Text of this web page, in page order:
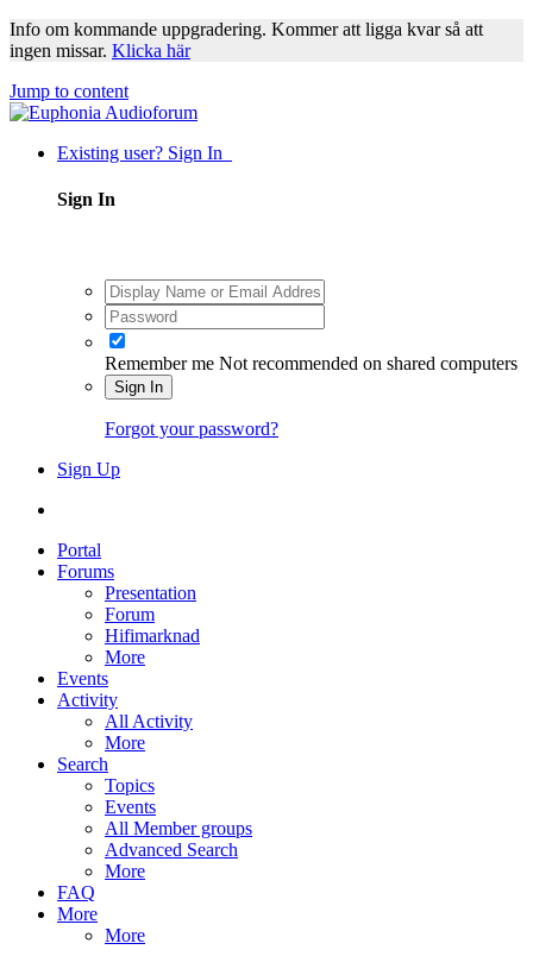
Info om kommande uppgradering. Kommer att ligga kvar så att
ingen missar. Klicka här
Jump to content
Existing user? Sign In
Sign In
Remember me Not recommended on shared computers
Sign In
Forgot your password?
Sign Up
Portal
Forums
Presentation
Forum
Hifimarknad
More
Events
Activity
All Activity
More
Search
Topics
Events
All Member groups
Advanced Search
More
FAQ
More
More